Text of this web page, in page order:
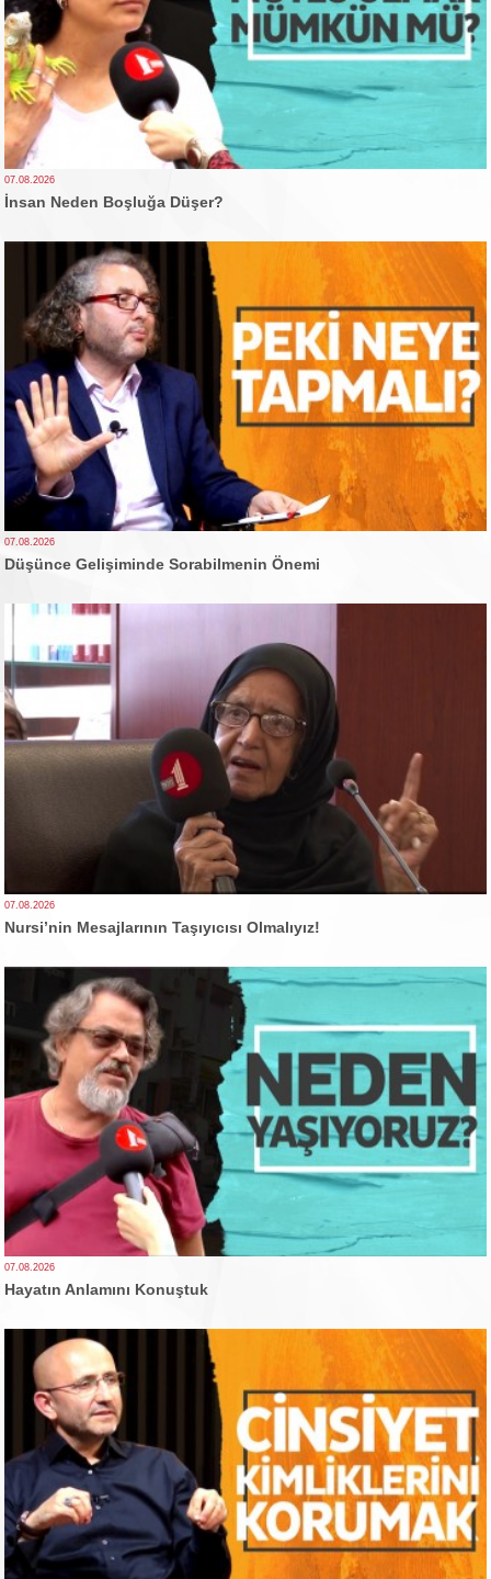
07.08.2026
İnsan Neden Boşluğa Düşer?
07.08.2026
Düşünce Gelişiminde Sorabilmenin Önemi
07.08.2026
Nursi’nin Mesajlarının Taşıyıcısı Olmalıyız!
07.08.2026
Hayatın Anlamını Konuştuk